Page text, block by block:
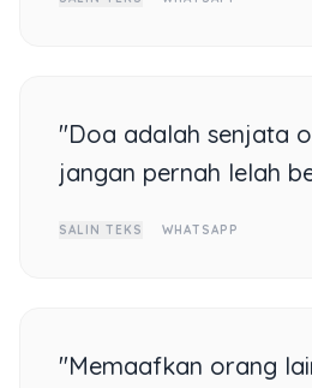
"Doa adalah senjata
jangan pernah lelah
SALIN TEKS WHATSAPP
"Memaafkan orang